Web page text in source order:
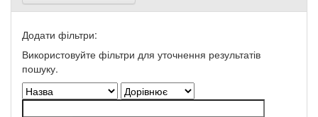
Додати фільтри:
Використовуйте фільтри для уточнення результатів
пошуку.